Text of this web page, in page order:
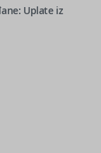
Uplate iz